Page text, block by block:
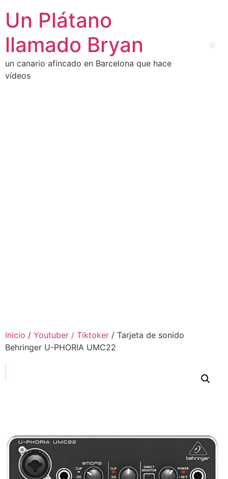
Un Plátano
llamado Bryan
un canario afincado en Barcelona que hace
vídeos
Inicio / Youtuber / Tiktoker / Tarjeta de sonido
Behringer U-PHORIA UMC22